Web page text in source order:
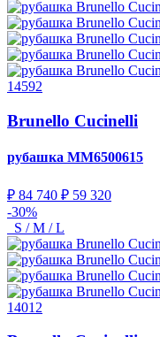
14592
Brunello Cucinelli
рубашка MM6500615
₽ 84 740 ₽ 59 320
-30%
S / M / L
14012